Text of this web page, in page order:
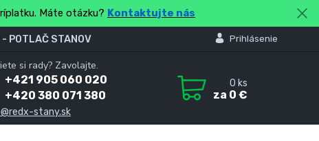
Máte otázku? Kontaktujte nás
- POTLAČ STANOV Prihlásenie
si rady? Zavolajte.
+421 905 060 020
+420 380 071 380
stany.sk
0 ks
za 0 €